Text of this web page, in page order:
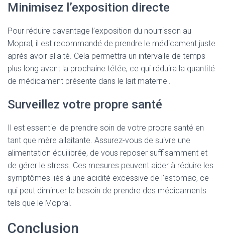
Minimisez l’exposition directe
Pour réduire davantage l’exposition du nourrisson au
Mopral, il est recommandé de prendre le médicament juste
après avoir allaité. Cela permettra un intervalle de temps
plus long avant la prochaine tétée, ce qui réduira la quantité
de médicament présente dans le lait maternel.
Surveillez votre propre santé
Il est essentiel de prendre soin de votre propre santé en
tant que mère allaitante. Assurez-vous de suivre une
alimentation équilibrée, de vous reposer suffisamment et
de gérer le stress. Ces mesures peuvent aider à réduire les
symptômes liés à une acidité excessive de l’estomac, ce
qui peut diminuer le besoin de prendre des médicaments
tels que le Mopral.
Conclusion